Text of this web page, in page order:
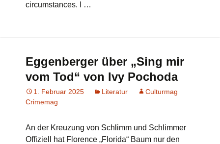
circumstances. I …
Eggenberger über „Sing mir
vom Tod“ von Ivy Pochoda
1. Februar 2025 Literatur
Culturmag
Crimemag
An der Kreuzung von Schlimm und Schlimmer
Offiziell hat Florence „Florida“ Baum nur den